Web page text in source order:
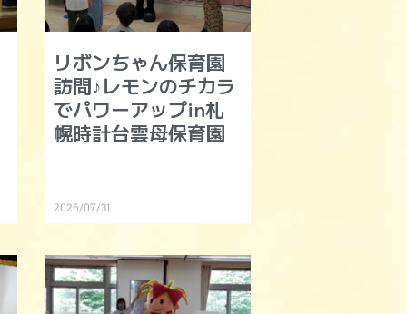
リボンちゃん保育園
訪問♪レモンのチカラ
でパワーアップin札
幌時計台雲母保育園
2026/07/31